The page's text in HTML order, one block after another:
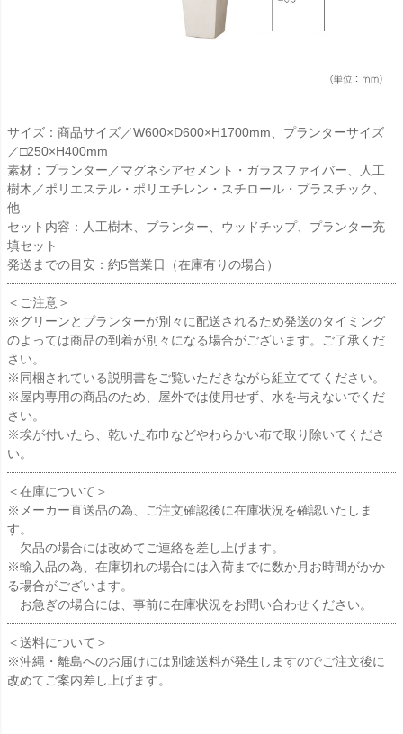
サイズ：商品サイズ／W600×D600×H1700mm、プランターサイズ
／□250×H400mm
素材：プランター／マグネシアセメント・ガラスファイバー、人工
樹木／ポリエステル・ポリエチレン・スチロール・プラスチック、
他
セット内容：人工樹木、プランター、ウッドチップ、プランター充
填セット
発送までの目安：約5営業日（在庫有りの場合）
＜ご注意＞
※グリーンとプランターが別々に配送されるため発送のタイミング
のよっては商品の到着が別々になる場合がございます。ご了承くだ
さい。
※同梱されている説明書をご覧いただきながら組立ててください。
※屋内専用の商品のため、屋外では使用せず、水を与えないでくだ
さい。
※埃が付いたら、乾いた布巾などやわらかい布で取り除いてくださ
い。
＜在庫について＞
※メーカー直送品の為、ご注文確認後に在庫状況を確認いたしま
す。
欠品の場合には改めてご連絡を差し上げます。
※輸入品の為、在庫切れの場合には入荷までに数か月お時間がかか
る場合がございます。
お急ぎの場合には、事前に在庫状況をお問い合わせください。
＜送料について＞
※沖縄・離島へのお届けには別途送料が発生しますのでご注文後に
改めてご案内差し上げます。